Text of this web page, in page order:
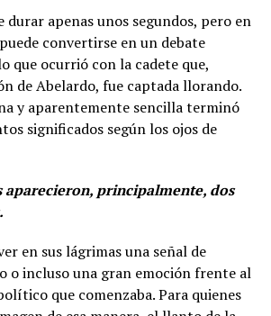
durar apenas unos segundos, pero en
convertirse en un debate
que ocurrió con la cadete que,
de Abelardo, fue captada llorando.
y aparentemente sencilla terminó
significados según los ojos de
aparecieron, principalmente, dos
en sus lágrimas una señal de
o incluso una gran emoción frente al
que comenzaba. Para quienes